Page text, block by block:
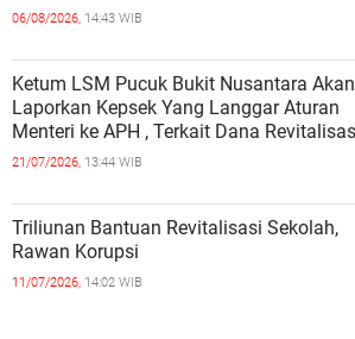
06/08/2026, 14:43 WIB
Ketum LSM Pucuk Bukit Nusantara Akan
Laporkan Kepsek Yang Langgar Aturan
Menteri ke APH , Terkait Dana Revitalisasi
Sekolah
21/07/2026, 13:44 WIB
Triliunan Bantuan Revitalisasi Sekolah,
Rawan Korupsi
11/07/2026, 14:02 WIB